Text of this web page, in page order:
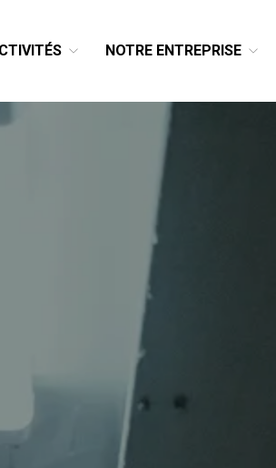
NOTRE ENTREPRISE